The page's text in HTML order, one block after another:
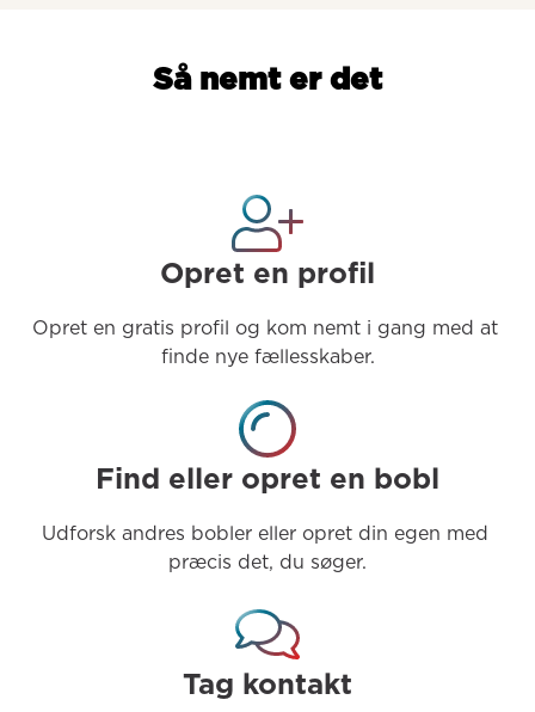
Så nemt er det
Opret en profil
Opret en gratis profil og kom nemt i gang med at
finde nye fællesskaber.
Find eller opret en bobl
Udforsk andres bobler eller opret din egen med
præcis det, du søger.
Tag kontakt